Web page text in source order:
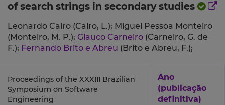
of search strings in secondary studies
Leonardo Cairo (Cairo, L.); Miguel Pessoa Monteiro
(Monteiro, M. P.); Glauco Carneiro (Carneiro, G. de
F.); Fernando Brito e Abreu (Brito e Abreu, F.);
Proceedings of the XXXIII Brazilian
Symposium on Software
Engineering
Ano
(publicação
definitiva)